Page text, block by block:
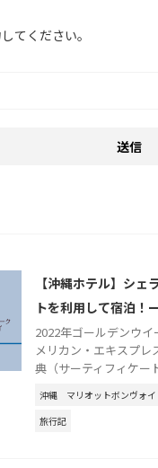
てください。
【沖縄ホテル】シ
トを利用して宿泊！
2022年ゴールデンウ
メリカン・エキスプ
典（サーティフィケー
沖縄 マリオットボンヴォイ
旅行記